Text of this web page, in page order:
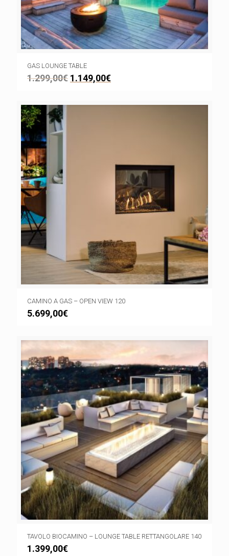
GAS LOUNGE TABLE
1.299,00€ 1.149,00€
CAMINO A GAS – OPEN VIEW 120
5.699,00€
TAVOLO BIOCAMINO – LOUNGE TABLE RETTANGOLARE 140
1.399,00€